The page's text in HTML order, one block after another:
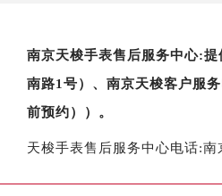
南京天梭手表售后服务中心:
南路1号）、南京天梭客户服
前预约））。
天梭手表售后服务中心电话: